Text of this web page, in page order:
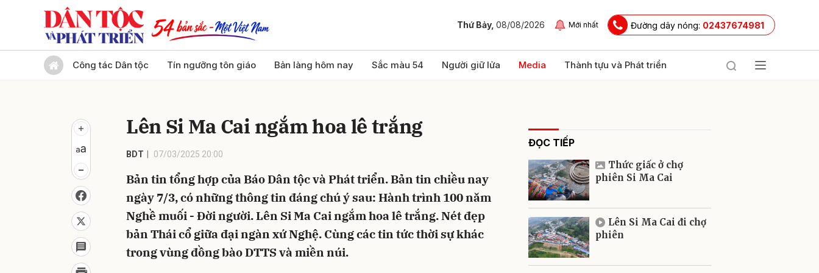
Thứ Bảy, 08/08/2026 Mới nhất Đường dây nóng: 02437674981
Công tác Dân tộc Tín ngưỡng tôn giáo Bản làng hôm nay Sắc màu 54 Người giữ lửa Media Thành tựu và Phát triển
Lên Si Ma Cai ngắm hoa lê trắng
BDT 07/03/2025 20:00
Bản tin tổng hợp của Báo Dân tộc và Phát triển. Bản tin chiều nay
ngày 7/3, có những thông tin đáng chú ý sau: Hành trình 100 năm
Nghề muối - Đời người. Lên Si Ma Cai ngắm hoa lê trắng. Nét đẹp
bản Thái cổ giữa đại ngàn xứ Nghệ. Cùng các tin tức thời sự khác
trong vùng đồng bào DTTS và miền núi.
ĐỌC TIẾP
Thức giấc ở chợ
phiên Si Ma Cai
Lên Si Ma Cai đi chợ
phiên
Gửi bình luận
Hủy Gửi